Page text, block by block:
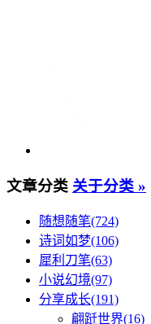
文章分类 关于分类 »
随想随笔(724)
诗词如梦(106)
犀利刀笔(63)
小说幻境(97)
分享成长(191)
翩跹世界(16)